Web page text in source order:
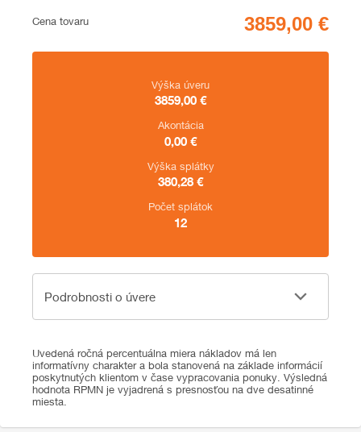
Cena
Cena tovaru
Zhrnutie
Výška úveru
3859,00 €
Akontácia
0,00 €
Výška splátky
380,28 €
Počet splátok
12
Podrobnosti o úvere
Podrobnosti o úvere
Uvedená ročná percentuálna miera nákladov má len
informatívny charakter a bola stanovená na základe informácií
poskytnutých klientom v čase vypracovania ponuky. Výsledná
hodnota RPMN je vyjadrená s presnosťou na dve desatinné
miesta.